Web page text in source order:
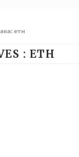
етн
: ЕТН